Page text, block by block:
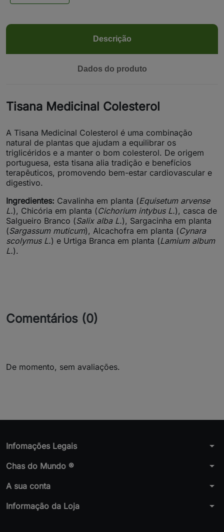
Descrição
Dados do produto
Tisana Medicinal Colesterol
A Tisana Medicinal Colesterol é uma combinação
natural de plantas que ajudam a equilibrar os
triglicéridos e a manter o bom colesterol. De origem
portuguesa, esta tisana alia tradição e benefícios
terapêuticos, promovendo bem-estar cardiovascular e
digestivo.
Ingredientes: Cavalinha em planta (Equisetum arvense
L.), Chicória em planta (Cichorium intybus L.), casca de
Salgueiro Branco (Salix alba L.), Sargacinha em planta
(Sargassum muticum), Alcachofra em planta (Cynara
scolymus L.) e Urtiga Branca em planta (Lamium album
L.).
Comentários (0)
De momento, sem avaliações.
Infomações Legais arrow_drop_down
Chas do Mundo ® arrow_drop_down
A sua conta arrow_drop_down
Informação da Loja arrow_drop_down